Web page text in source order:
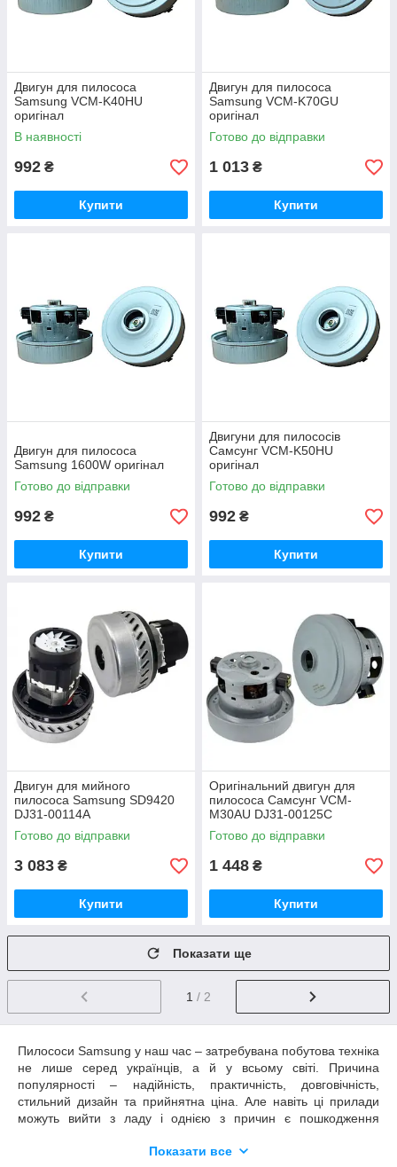
Двигун для пилососа
Samsung VCM-K40HU
оригінал
В наявності
992 ₴
Купити
Двигун для пилососа
Samsung VCM-K70GU
оригінал
Готово до відправки
1 013 ₴
Купити
Двигун для пилососа
Samsung 1600W оригінал
Готово до відправки
992 ₴
Купити
Двигуни для пилососів
Самсунг VCM-K50HU
оригінал
Готово до відправки
992 ₴
Купити
Двигун для мийного
пилососа Samsung SD9420
DJ31-00114A
Готово до відправки
3 083 ₴
Купити
Оригінальний двигун для
пилососа Самсунг VCM-
M30AU DJ31-00125C
Готово до відправки
1 448 ₴
Купити
Показати ще
1 / 2
Пилососи Samsung у наш час – затребувана побутова техніка
не лише серед українців, а й у всьому світі. Причина
популярності – надійність, практичність, довговічність,
стильний дизайн та прийнятна ціна. Але навіть ці прилади
можуть вийти з ладу і однією з причин є пошкодження
багатьох випадках можна замінити деталь. Якщо потрібні
Показати все